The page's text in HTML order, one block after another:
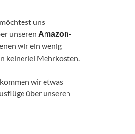
uns
unseren Amazon-
wir ein wenig
keinerlei Mehrkosten.
wir etwas
über unseren